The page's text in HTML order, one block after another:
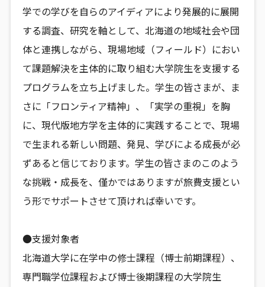
学での学びを自らのアイディアにより発展的に展開
する調査、研究を軸として、北海道の地域社会や団
体と連携しながら、現場地域（フィールド）におい
て課題解決を主体的に取り組む大学院生を支援する
プログラムを立ち上げました。学生の皆さまが、ま
さに「フロンティア精神」、「実学の重視」を胸
に、現代版地方学を主体的に実践することで、現場
で生まれる新しい問題、発見、学びによる成長が必
ずあると信じております。学生の皆さまのこのよう
な挑戦・成長を、僅かではありますが旅費支援とい
う形でサポートさせて頂ければ幸いです。
●支援対象者
北海道大学に在学中の修士課程（博士前期課程）、
専門職学位課程および博士後期課程の大学院生